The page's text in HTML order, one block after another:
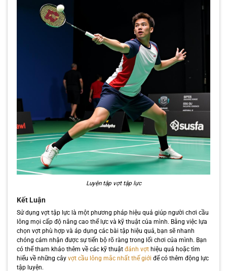
Luyện tập vợt tập lực
Kết Luận
Sử dụng vợt tập lực là một phương pháp hiệu quả giúp người chơi cầu
lông mọi cấp độ nâng cao thể lực và kỹ thuật của mình. Bằng việc lựa
chọn vợt phù hợp và áp dụng các bài tập hiệu quả, bạn sẽ nhanh
chóng cảm nhận được sự tiến bộ rõ ràng trong lối chơi của mình. Bạn
có thể tham khảo thêm về các kỹ thuật đánh vợthiệu quả hoặc tìm
hiểu về những cây vợt cầu lông mắc nhất thế giới để có thêm động lực
tập luyện.